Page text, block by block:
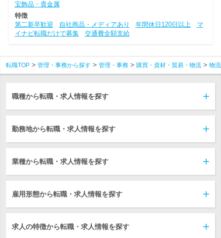
宝飾品・貴金属
特徴
第二新卒歓迎
自社商品・メディアあり 年間休日120日以上
マ
イナビ転職だけで募集
交通費全額支給
転職TOP 管理・事務から探す 管理・事務 購買・資材・貿易・物流 物
職種から転職・求人情報を探す
勤務地から転職・求人情報を探す
業種から転職・求人情報を探す
雇用形態から転職・求人情報を探す
求人の特徴から転職・求人情報を探す